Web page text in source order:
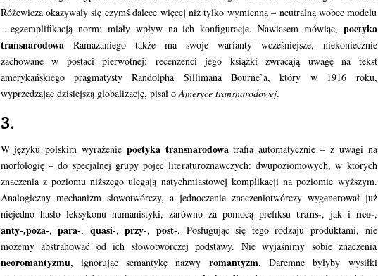
Różewicza okazywały się czymś dalece więcej niż tylko wymienną – neutralną wobec modelu
– egzemplifikacją norm: miały wpływ na ich konfiguracje. Nawiasem mówiąc, poetyka
transnarodowaRamazaniego także ma swoje warianty wcześniejsze, niekoniecznie
zachowane w postaci pierwotnej: recenzenci jego książki zwracają uwagę na tekst
amerykańskiego pragmatysty Randolpha Sillimana Bourne’a, który w 1916 roku,
wyprzedzając dzisiejszą globalizację, pisał oAmeryce transnarodowej.
3.
W języku polskim wyrażenie poetyka transnarodowatrafia automatycznie – z uwagi na
morfologię – do specjalnej grupy pojęć literaturoznawczych: dwupoziomowych, w których
znaczenia z poziomu niższego ulegają natychmiastowej komplikacji na poziomie wyższym.
Analogiczny mechanizm słowotwórczy, a jednoczenie znaczeniotwórczy wygenerował już
niejedno hasło leksykonu humanistyki, zarówno za pomocą prefiksu trans-, jak i neo-,
anty-,poza-,para-, quasi-,przy-, post-. Posługując się tego rodzaju produktami, nie
możemy abstrahować od ich słowotwórczej podstawy. Nie wyjaśnimy sobie znaczenia
neoromantyzmu, ignorując semantykę nazwy romantyzm. Daremne byłyby wysiłki